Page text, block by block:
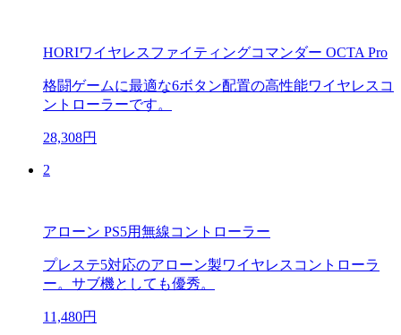
HORIワイヤレスファイティングコマンダー OCTA Pro
格闘ゲームに最適な6ボタン配置の高性能ワイヤレスコ
ントローラーです。
28,308円
2
アローン PS5用無線コントローラー
プレステ5対応のアローン製ワイヤレスコントローラ
ー。サブ機としても優秀。
11,480円